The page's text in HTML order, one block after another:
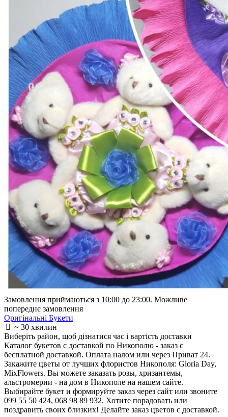
Замовлення приймаються з 10:00 до 23:00. Можливе
попереднє замовлення
Оригінальні Букети
~ 30 хвилин
Виберіть район, щоб дізнатися час і вартість доставки
Каталог букетов с доставкой по Никополю - заказ с
бесплатной доставкой. Оплата налом или через Приват 24.
Закажите цветы от лучших флористов Никополя: Gloria Day,
MixFlowers. Вы можете заказать розы, хризантемы,
альстромерии - на дом в Никополе на нашем сайте.
Выбирайте букет и формируйте заказ через сайт или звоните
099 55 50 424, 068 98 89 932. Хотите порадовать или
поздравить своих близких! Делайте заказ цветов с доставкой.